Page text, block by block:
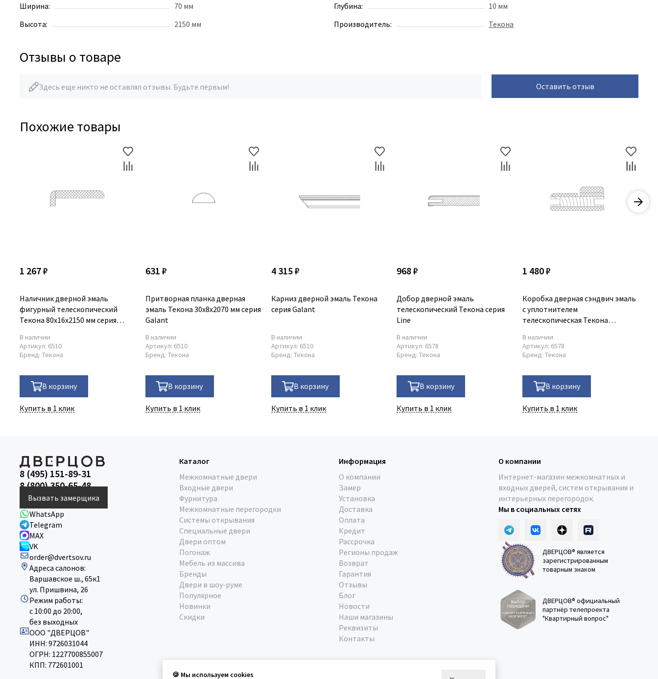
Ширина:
70 мм
Высота:
2150 мм
Глубина:
10 мм
Производитель:
Текона
Отзывы о товаре
Здесь еще никто не оставлял отзывы. Будьте первым! Оставить отзыв
Похожие товары
1 267 ₽
Наличник дверной эмаль
фигурный телескопический
Текона 80х16х2150 мм серия
В наличии
Артикул: 6510
Бренд: Текона
В корзину
Купить в 1 клик
631 ₽
Притворная планка дверная
эмаль Текона 30х8x2070 мм серия
Galant
В наличии
Артикул: 6510
Бренд: Текона
В корзину
Купить в 1 клик
4 315 ₽
Карниз дверной эмаль Текона
серия Galant
В наличии
Артикул: 6510
Бренд: Текона
В корзину
Купить в 1 клик
968 ₽
Добор дверной эмаль
телескопический Текона серия
Line
В наличии
Артикул: 6578
Бренд:Текона
В корзину
Купить в 1 клик
1 480 ₽
Коробка дверная сэндвич эмаль
с уплотнителем
телескопическая Текона
В наличии
Артикул: 6578
Бренд:Текона
В корзину
Купить в 1 клик
8 (495) 151-89-31
8 (800) 350-65-48
Вызвать замерщика
WhatsApp
Telegram
MAX
VK
order@dvertsov.ru
Адреса салонов:
Варшавское ш., 65к1
ул. Пришвина, 26
Режим работы:
с 10:00 до 20:00,
без выходных
ООО "ДВЕРЦОВ"
ИНН: 9726031044
ОГРН: 1227700855007
КПП: 772601001
Каталог
Межкомнатные двери
Входные двери
Фурнитура
Межкомнатные перегородки
Системы открывания
Специальные двери
Двери оптом
Погонаж
Мебель из массива
Бренды
Двери в шоу-руме
Популярное
Новинки
Скидки
Информация
О компании
Замер
Установка
Доставка
Оплата
Кредит
Рассрочка
Регионы продаж
Возврат
Гарантия
Отзывы
Блог
Новости
Наши магазины
Реквизиты
Контакты
О компании
Интернет-магазин межкомнатных и
входных дверей, систем открывания и
интерьерных перегородок.
Мы в социальных сетях
ДВЕРЦОВ® является
зарегистрированным
товарным знаком
ДВЕРЦОВ® официальный
партнёр телепроекта
"Квартирный вопрос"
🍪 Мы используем cookies